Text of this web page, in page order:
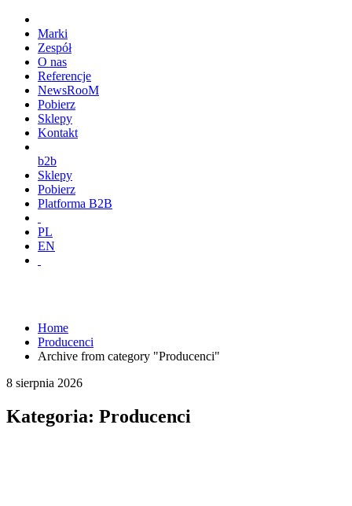
Marki
Zespół
O nas
Referencje
NewsRooM
Pobierz
Sklepy
Kontakt
b2b
Sklepy
Pobierz
Platforma B2B
PL
EN
Home
Producenci
Archive from category "Producenci"
8 sierpnia 2026
Kategoria: Producenci